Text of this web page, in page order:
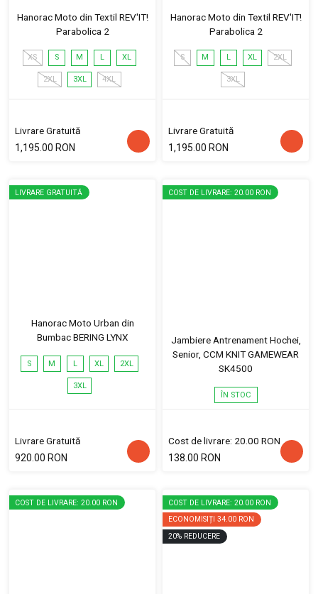
Hanorac Moto din Textil REV'IT!
Parabolica 2
XS S M L XL
2XL 3XL 4XL
Livrare Gratuită
1,195.00 RON
Hanorac Moto din Textil REV'IT!
Parabolica 2
S M L XL 2XL
3XL
Livrare Gratuită
1,195.00 RON
LIVRARE GRATUITĂ
Hanorac Moto Urban din
Bumbac BERING LYNX
S M L XL 2XL
3XL
Livrare Gratuită
920.00 RON
COST DE LIVRARE: 20.00 RON
Jambiere Antrenament Hochei,
Senior, CCM KNIT GAMEWEAR
SK4500
ÎN STOC
Cost de livrare: 20.00 RON
138.00 RON
COST DE LIVRARE: 20.00 RON
COST DE LIVRARE: 20.00 RON
ECONOMISIȚI 34.00 RON
20% REDUCERE